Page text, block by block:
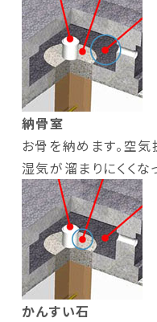
納骨室
お骨を納めます。空
湿気が溜まりにくくな
かんすい石